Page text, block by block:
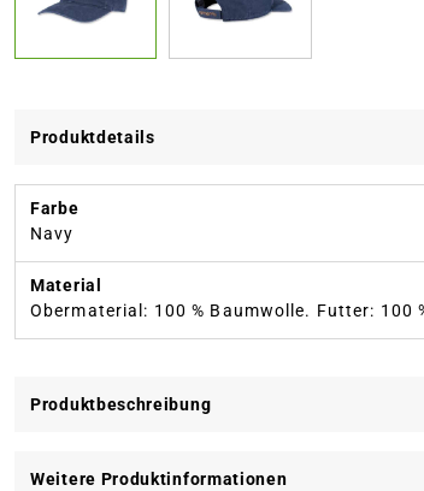
Produktdetails
Farbe
Navy
Material
Obermaterial: 100 % Baumwolle. Futter: 100
Produktbeschreibung
Weitere Produktinformationen